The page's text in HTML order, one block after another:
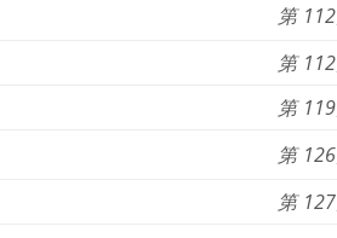
112
112
119
126
127